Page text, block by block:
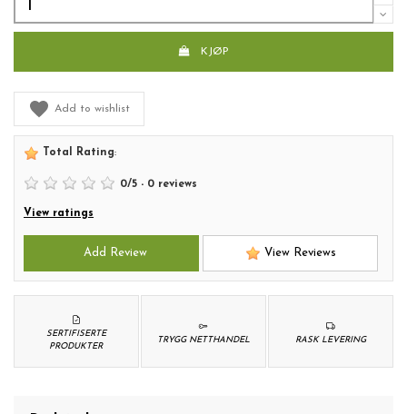
KJØP
Add to wishlist
Total Rating:
0/5 - 0 reviews
View ratings
Add Review View Reviews
RASK LEVERING
TRYGG NETTHANDEL
SERTIFISERTE
PRODUKTER